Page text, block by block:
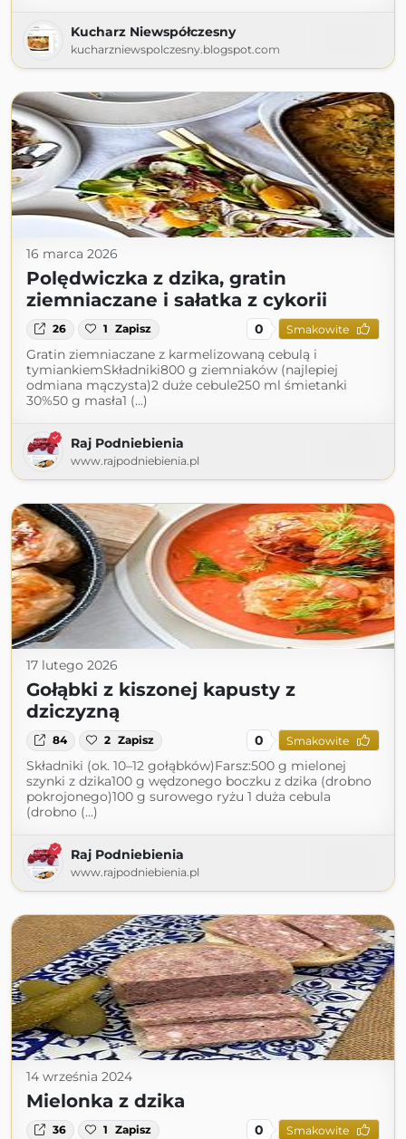
Kucharz Niewspółczesny
kucharzniewspolczesny.blogspot.com
16 marca 2026
Polędwiczka z dzika, gratin
ziemniaczane i sałatka z cykorii
26 1 Zapisz 0 Smakowite
Gratin ziemniaczane z karmelizowaną cebulą i
tymiankiemSkładniki800 g ziemniaków (najlepiej
odmiana mączysta)2 duże cebule250 ml śmietanki
30%50 g masła1 (...)
Raj Podniebienia
www.rajpodniebienia.pl
17 lutego 2026
Gołąbki z kiszonej kapusty z
dziczyzną
84 2 Zapisz 0 Smakowite
Składniki (ok. 10–12 gołąbków)Farsz:500 g mielonej
szynki z dzika100 g wędzonego boczku z dzika (drobno
pokrojonego)100 g surowego ryżu 1 duża cebula
(drobno (...)
Raj Podniebienia
www.rajpodniebienia.pl
14 września 2024
Mielonka z dzika
36 1 Zapisz 0 Smakowite